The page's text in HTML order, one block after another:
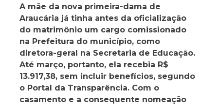
A mãe da nova primeira-dama de
Araucária já tinha antes da oficialização
do matrimônio um cargo comissionado
na Prefeitura do município, como
diretora-geral na Secretaria de Educação.
Até março, portanto, ela recebia R$
13.917,38, sem incluir benefícios, segundo
o Portal da Transparência. Com o
casamento e a consequente nomeação